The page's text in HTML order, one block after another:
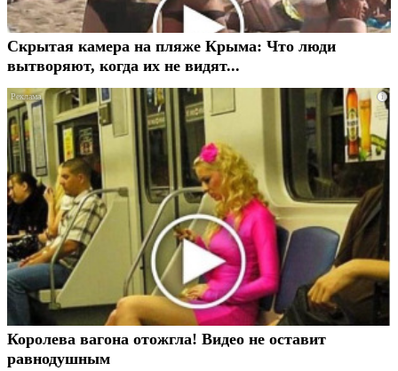
Скрытая камера на пляже Крыма: Что люди
вытворяют, когда их не видят...
i
Королева вагона отожгла! Видео не оставит
равнодушным